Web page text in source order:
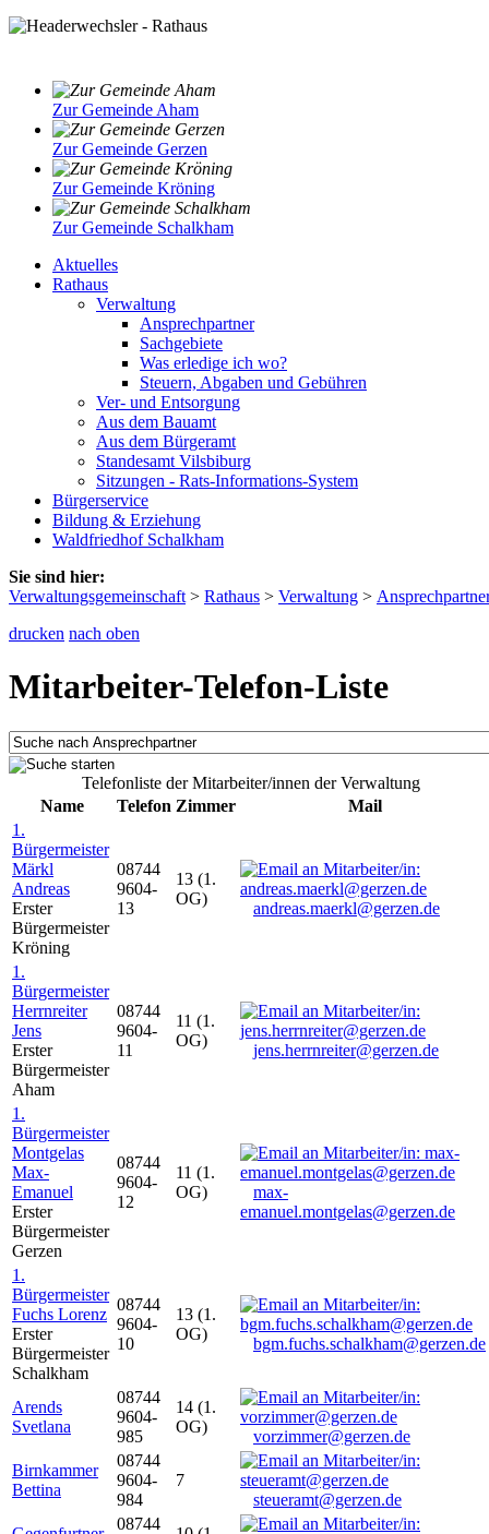
Zur Gemeinde Aham
Zur Gemeinde Gerzen
Zur Gemeinde Kröning
Zur Gemeinde Schalkham
Aktuelles
Rathaus
Verwaltung
Ansprechpartner
Sachgebiete
Was erledige ich wo?
Steuern, Abgaben und Gebühren
Ver- und Entsorgung
Aus dem Bauamt
Aus dem Bürgeramt
Standesamt Vilsbiburg
Sitzungen - Rats-Informations-System
Bürgerservice
Bildung & Erziehung
Waldfriedhof Schalkham
Sie sind hier:
Verwaltungsgemeinschaft > Rathaus > Verwaltung >
drucken nach oben
Mitarbeiter-Telefon-Liste
Telefonliste der Mitarbeiter/innen der Verwaltung
Name
Telefon Zimmer
Mail
1.
Bürgermeister
Märkl
Andreas
Erster
Bürgermeister
Kröning
08744
9604-
13
13 (1.
OG)
andreas.maerkl@gerzen.de
1.
Bürgermeister
Herrnreiter
Jens
Erster
Bürgermeister
Aham
08744
9604-
11
11 (1.
OG)
jens.herrnreiter@gerzen.de
1.
Bürgermeister
Montgelas
Max-
Emanuel
Erster
Bürgermeister
Gerzen
08744
9604-
12
11 (1.
OG)
max-
emanuel.montgelas@gerzen.de
1.
Bürgermeister
Fuchs Lorenz
Erster
Bürgermeister
Schalkham
08744
9604-
10
13 (1.
OG)
bgm.fuchs.schalkham@gerzen.de
Arends
Svetlana
08744
9604-
985
14 (1.
OG)
vorzimmer@gerzen.de
Birnkammer
Bettina
08744
9604-
984
7
steueramt@gerzen.de
08744